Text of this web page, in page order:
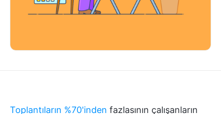
Toplantıların %70'inden fazlasının çalışanların